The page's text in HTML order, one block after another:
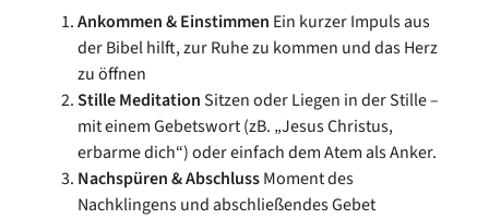
Ankommen & Einstimmen Ein kurzer Impuls aus
der Bibel hilft, zur Ruhe zu kommen und das Herz
zu öffnen
Stille MeditationSitzen oder Liegen in der Stille –
mit einem Gebetswort (zB. „Jesus Christus,
erbarme dich“) oder einfach dem Atem als Anker.
Nachspüren & AbschlussMoment des
Nachklingens und abschließendes Gebet